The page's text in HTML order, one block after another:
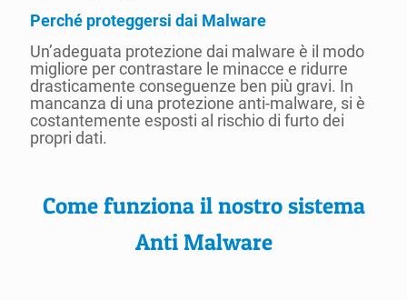
Perché proteggersi dai Malware
Un’adeguata protezione dai malware è il modo
migliore per contrastare le minacce e ridurre
drasticamente conseguenze ben più gravi. In
mancanza di una protezione anti-malware, si è
costantemente esposti al rischio di furto dei
propri dati.
Come funziona il nostro sistema
Anti Malware